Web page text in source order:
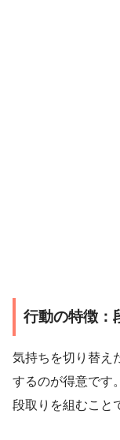
行動の特徴：
気持ちを切り替え
するのが得意です
段取りを組むこと